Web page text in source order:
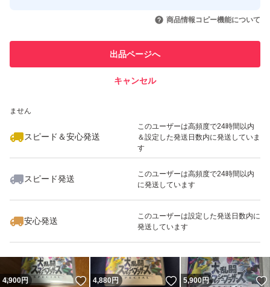
引を完了させた実績があります
での取引実績があります
ません
スピード＆安心発送
このユーザーは高頻度で24時間以内
＆設定した発送日数内に発送していま
す
スピード発送
このユーザーは高頻度で24時間以内
に発送しています
安心発送
このユーザーは設定した発送日数内に
発送しています
商品情報コピー機能について
出品ページへ
キャンセル
いいね！
6,100
4,900円 いいね！
4,880円 いいね！
5,900円